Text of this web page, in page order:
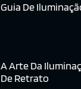
Guia De
A Arte Da
De Retrato